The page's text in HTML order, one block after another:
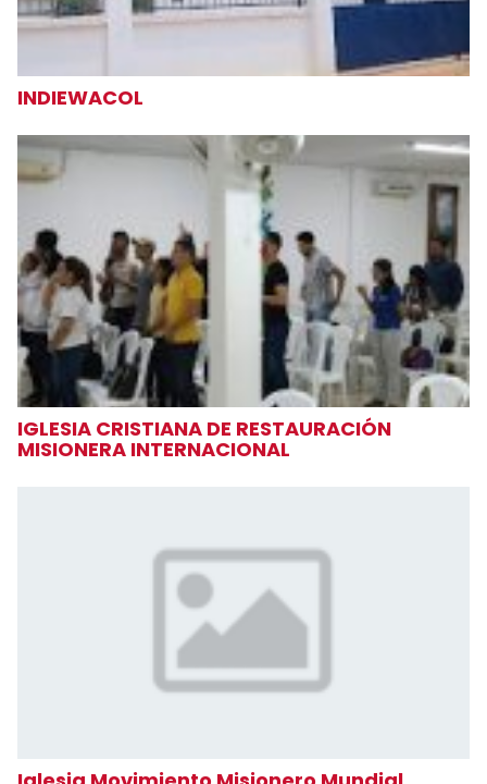
INDIEWACOL
IGLESIA CRISTIANA DE RESTAURACIÓN
MISIONERA INTERNACIONAL